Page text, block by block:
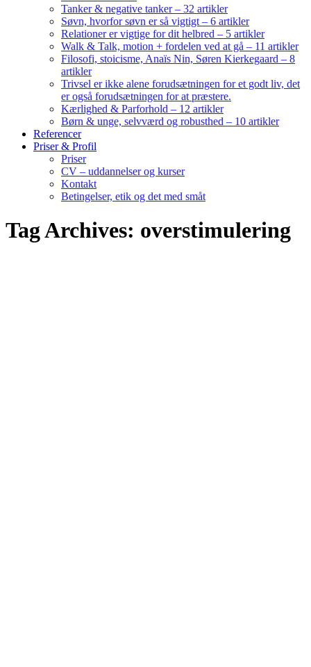
Tanker & negative tanker – 32 artikler
Søvn, hvorfor søvn er så vigtigt – 6 artikler
Relationer er vigtige for dit helbred – 5 artikler
Walk & Talk, motion + fordelen ved at gå – 11 artikler
Filosofi, stoicisme, Anaïs Nin, Søren Kierkegaard – 8
artikler
Trivsel er ikke alene forudsætningen for et godt liv, det
er også forudsætningen for at præstere.
Kærlighed & Parforhold – 12 artikler
Børn & unge, selvværd og robusthed – 10 artikler
Referencer
Priser & Profil
Priser
CV – uddannelser og kurser
Kontakt
Betingelser, etik og det med småt
Tag Archives: overstimulering